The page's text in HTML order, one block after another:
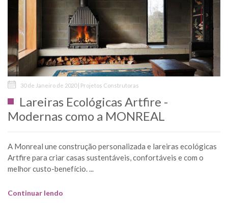
30 de Janeiro de 2020 | Projetos Construtoras
Lareiras Ecológicas Artfire -
Modernas como a MONREAL
A Monreal une construção personalizada e lareiras ecológicas
Artfire para criar casas sustentáveis, confortáveis e com o
melhor custo-benefício. ...
Continuar lendo